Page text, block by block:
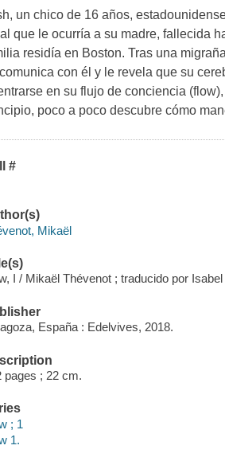
un chico de 16 años,
que le ocurría a su madre, fallecida
residía en Boston. Tras una
con él y le revela que su
en su flujo de conciencia
poco a poco descubre cómo
#
Mikaël
I / Mikaël Thévenot ; traducido por Isabel
España : Edelvives, 2018.
pages ; 22 cm.
; 1
1.